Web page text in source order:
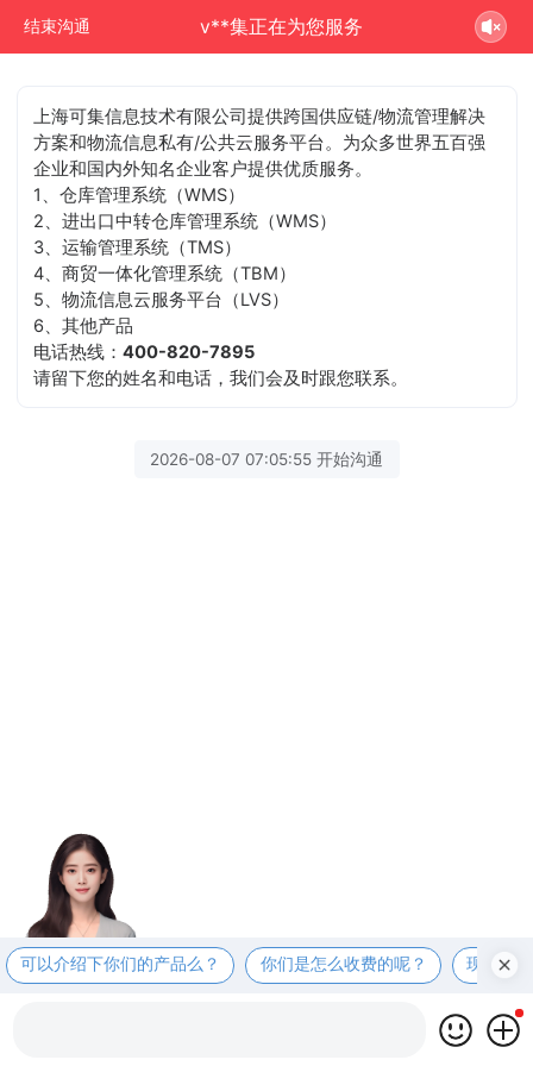
结束沟通 v**集正在为您服务
上海可集信息技术有限公司提供跨国供应链/物流管理解决
方案和物流信息私有/公共云服务平台。为众多世界五百强
企业和国内外知名企业客户提供优质服务。
1、仓库管理系统（WMS）
2、进出口中转仓库管理系统（WMS）
3、运输管理系统（TMS）
4、商贸一体化管理系统（TBM）
5、物流信息云服务平台（LVS）
6、其他产品
电话热线：400-820-7895
请留下您的姓名和电话，我们会及时跟您联系。
2026-08-07 07:05:55 开始沟通
可以介绍下你们的产品么？ 你们是怎么收费的呢？ 现在有